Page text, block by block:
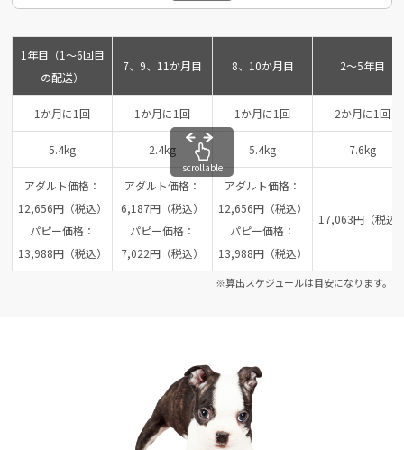
1年目（1～6回目
の配送）
7、9、11か月目 8、10か月目 2～5年目
1か月に1回 1か月に1回 1か月に1回 2か月に1回
5.4kg 2.4kg 5.4kg 7.6kg
アダルト価格：
12,656円（税込）
パピー価格：
13,988円（税込）
アダルト価格：
6,187円（税込）
パピー価格：
7,022円（税込）
アダルト価格：
12,656円（税込）
パピー価格：
13,988円（税込）
17,063円（税込
scrollable
※算出スケジュールは目安になります。